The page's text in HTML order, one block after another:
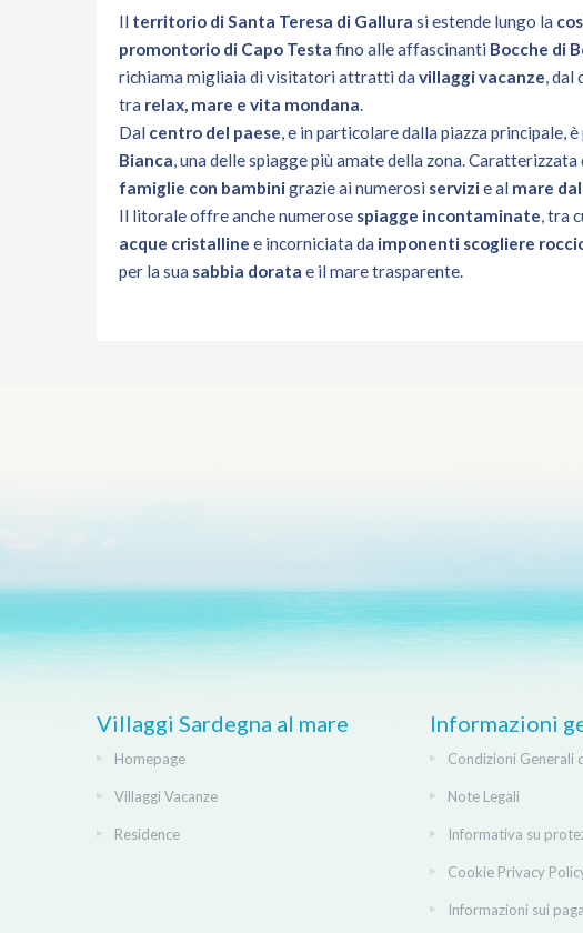
Il territorio di Santa Teresa di Gallura si estende lungo la
promontorio di Capo Testa fino alle affascinanti Bocche di
richiama migliaia di visitatori attratti da villaggi vacanze ,
tra relax, mare e vita mondana
Dal centro del paese , e in particolare dalla piazza principale,
Bianca , una delle spiagge più amate della zona. Caratterizzata
famiglie con bambinigrazie ai numerosi servizie al mare
Il litorale offre anche numerose spiagge incontaminate , tra
acque cristalline e incorniciata da imponenti scogliere
per la sua sabbia dorata e il mare trasparente.
Villaggi Sardegna al mare
Homepage
Villaggi Vacanze
Residence
Informazioni
Condizioni Generali
Note Legali
Informativa su
Cookie Privacy
Informazioni sui